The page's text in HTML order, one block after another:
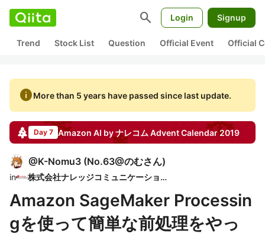
search Login Signup
Trend Stock List Question Official Event Official
infoMore than 5 years have passed since last update.
Day 7 Amazon AI by ナレコム Advent Calendar 2019
@K-Nomu3 (No.63@のむさん)
in 株式会社ナレッジコミュニケーション
Amazon SageMaker Processin
gを使って簡単な前処理をやっ